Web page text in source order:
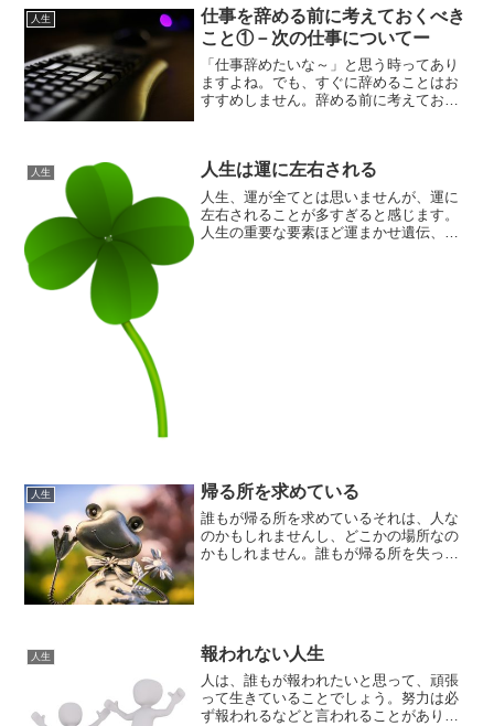
人生
仕事を辞める前に考えておくべき
こと①－次の仕事についてー
「仕事辞めたいな～」と思う時ってあり
ますよね。でも、すぐに辞めることはお
すすめしません。辞める前に考えておく
と思います。だからこそ、...
人生 人生は運に左右される
人生、運が全てとは思いませんが、運に
左右されることが多すぎると感じます。
人生の重要な要素ほど運まかせ遺伝、生
人生 帰る所を求めている
誰もが帰る所を求めているそれは、人な
のかもしれませんし、どこかの場所なの
かもしれません。誰もが帰る所を失っ
人生 報われない人生
人は、誰もが報われたいと思って、頑張
って生きていることでしょう。努力は必
ず報われるなどと言われることがありま